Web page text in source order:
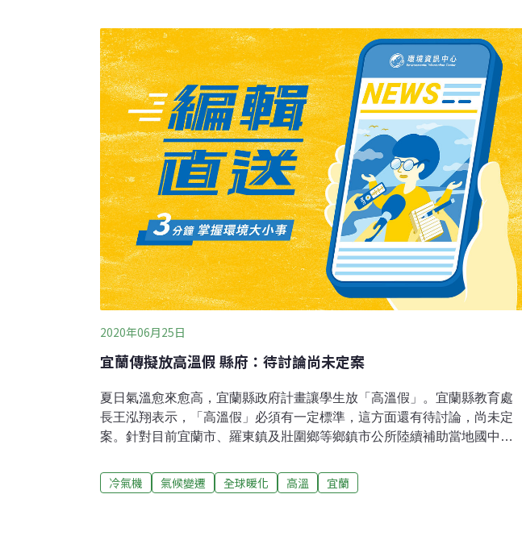
路管單位將至現場查報開罰。中研院地球科學研究所研究技師陳宏宇博士
表示，因研究地震斷層、地殼變化需要，才選定當地較不影響行車安全的
路肩打下鉚釘，每公里在等距內約有10多處，每半年偵測一次，研究期限
約需2至3年，民眾反映「不適合」地點的鉚釘已拔除。他坦承，事前確未
向路權單位申
2020年06月25日
宜蘭傳擬放高溫假 縣府：待討論尚未定案
夏日氣溫愈來愈高，宜蘭縣政府計畫讓學生放「高溫假」。宜蘭縣教育處
長王泓翔表示，「高溫假」必須有一定標準，這方面還有待討論，尚未定
案。針對目前宜蘭市、羅東鎮及壯圍鄉等鄉鎮市公所陸續補助當地國中小
翔說，根據中央規定，冷氣設備尚未列入教室基本必要設施，但考量氣候
變遷所導致的持續高溫現象，縣府已積極向教育部反映，盼修改相關規
冷氣機 氣候變遷 全球暖化 高溫 宜蘭